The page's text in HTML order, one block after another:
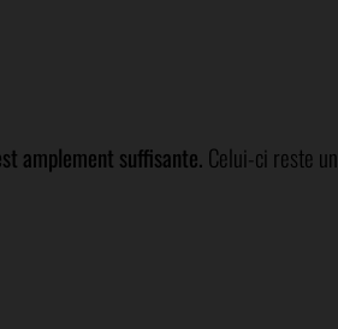
amplement suffisante. Celui-ci reste un